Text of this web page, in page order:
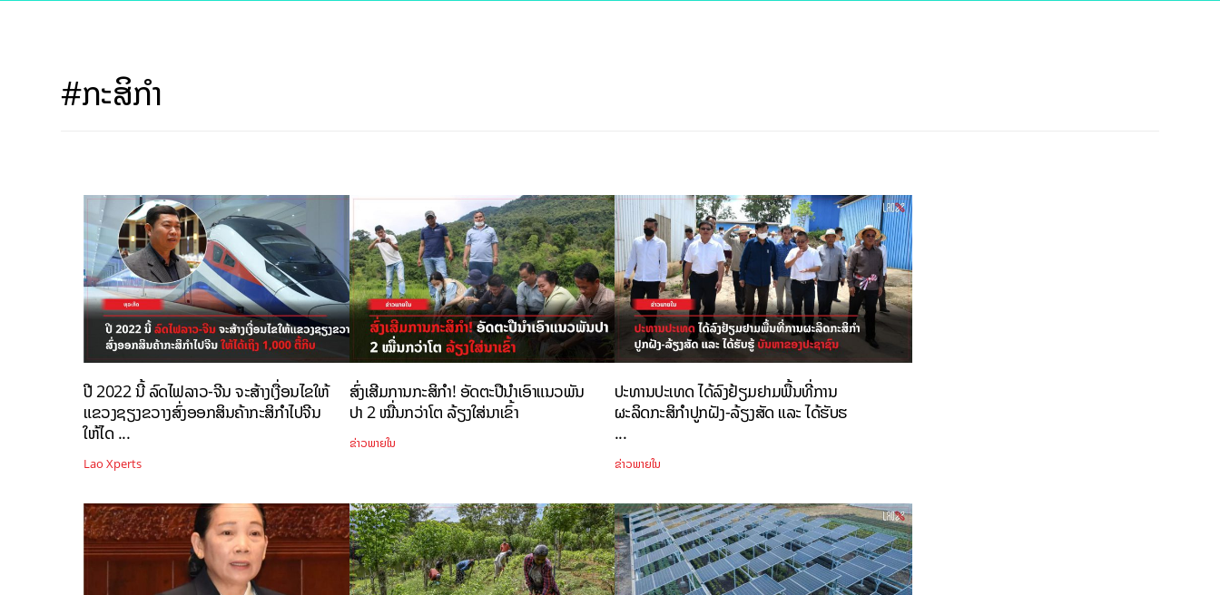
#ກະສິກຳ
ປີ 2022 ນີ້ ລົດໄຟລາວ-ຈີນ ຈະສ້າງເງື່ອນໄຂໃຫ້
ແຂວງຊຽງຂວາງສົ່ງອອກສິນຄ້າກະສິກຳໄປຈີນ
ໃຫ້ໄດ ...
Lao Xperts
ສົ່ງເສີມການກະສິກຳ! ອັດຕະປືນຳເອົາແນວພັນ
ປາ 2 ໝື່ນກວ່າໂຕ ລ້ຽງໃສ່ນາເຂົ້າ
ຂ່າວພາຍໃນ
ປະທານປະເທດ ໄດ້ລົງຢ້ຽມຢາມພື້ນທີ່ການ
ຜະລິດກະສິກຳປູກຝັງ-ລ້ຽງສັດ ແລະ ໄດ້ຮັບຮ
...
ຂ່າວພາຍໃນ